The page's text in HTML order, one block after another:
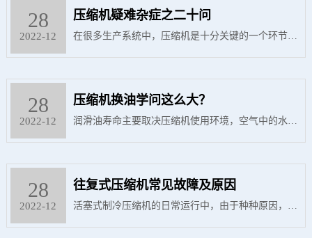
障，为了避免更大的损坏，必须及时进行停机检查，
我们可以通过按下紧急停止开关来切断电源，停止设
备运行，以保护人身和设备的安全。
28
2022-12
压缩机疑难杂症之二十问
在很多生产系统中，压缩机是十分关键的一个环节。
今天为大家总结了大家平时几乎都会遇到的关于压缩
机的问答，满满的都是干货。
28
2022-12
压缩机换油学问这么大？
润滑油寿命主要取决压缩机使用环境，空气中的水分
和含尘是关键因素，油滤器的过滤精度一般不小于15
微米，就是说小于15微米的灰尘是会伴随润滑油循环
的，当15微米以下尘埃浓度过大时必须换油。压缩空
气中的水分导致润滑油乳化，失去润滑效果。水分造
成的金属锈蚀，大量少于15微米的锈蚀物也伴随润滑
28
2022-12
往复式压缩机常见故障及原因
活塞式制冷压缩机的日常运行中，由于种种原因，如
操作不当等轻易发生故障，可能发生的故障其种类和